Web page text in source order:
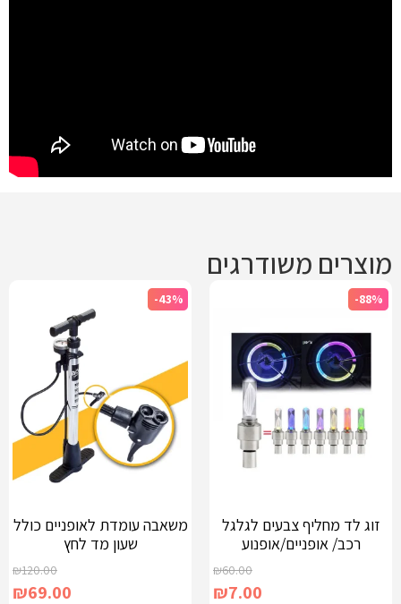
מוצרים משודרגים
-88%
זוג לד מחליף צבעים לגלגל
רכב/ אופניים/אופנוע
₪60.00
₪7.00
-43%
משאבה עומדת לאופניים כולל
שעון מד לחץ
₪120.00
₪69.00